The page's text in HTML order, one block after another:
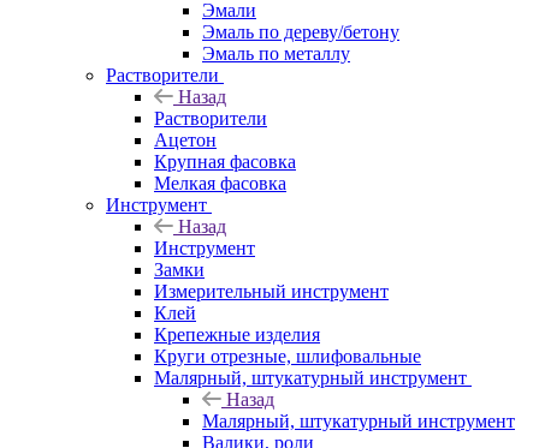
Эмали
Эмаль по дереву/бетону
Эмаль по металлу
Растворители
Назад
Растворители
Ацетон
Крупная фасовка
Мелкая фасовка
Инструмент
Назад
Инструмент
Замки
Измерительный инструмент
Клей
Крепежные изделия
Круги отрезные, шлифовальные
Малярный, штукатурный инструмент
Назад
Малярный, штукатурный инструмент
Валики, роли